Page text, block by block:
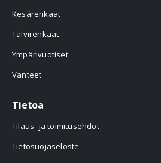
Kesärenkaat
Talvirenkaat
Ympärivuotiset
Vanteet
Tietoa
Tilaus- ja toimitusehdot
Tietosuojaseloste